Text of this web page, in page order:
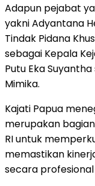
Adapun pejabat
yakni Adyantana
Tindak Pidana
sebagai Kepala
Putu Eka
Mimika.
Kajati Papua
merupakan
RI untuk
memastikan
secara